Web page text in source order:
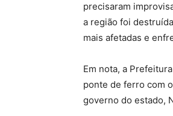
precisaram
a região foi
mais afetadas e
Em nota, a
ponte de ferro com
governo do estado,